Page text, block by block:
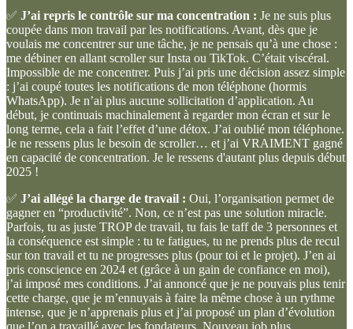
✅ J’ai repris le contrôle sur ma concentration : Je ne suis plus
coupée dans mon travail par les notifications. Avant, dès que je
voulais me concentrer sur une tâche, je ne pensais qu’à une chose :
me débiner en allant scroller sur Insta ou TikTok. C’était viscéral.
Impossible de me concentrer. Puis j’ai pris une décision assez simple
: j’ai coupé toutes les notifications de mon téléphone (hormis
WhatsApp). Je n’ai plus aucune sollicitation d’application. Au
début, je continuais machinalement à regarder mon écran et sur le
long terme, cela a fait l’effet d’une détox. J’ai oublié mon téléphone.
Je ne ressens plus le besoin de scroller… et j’ai VRAIMENT gagné
en capacité de concentration. Je le ressens d'autant plus depuis début
2025 !
✅ J’ai allégé la charge de travail : Oui, l’organisation permet de
gagner en “productivité”. Non, ce n’est pas une solution miracle.
Parfois, tu as juste TROP de travail, tu fais le taff de 3 personnes et
la conséquence est simple : tu te fatigues, tu ne prends plus de recul
sur ton travail et tu ne progresses plus (pour toi et le projet). J’en ai
pris conscience en 2024 et (grâce à un gain de confiance en moi),
j’ai imposé mes conditions. J’ai annoncé que je ne pouvais plus tenir
cette charge, que je m’ennuyais à faire la même chose à un rythme
intense, que je n’apprenais plus et j’ai proposé un plan d’évolution
que l’on a travaillé avec les fondateurs. Nouveau job plus